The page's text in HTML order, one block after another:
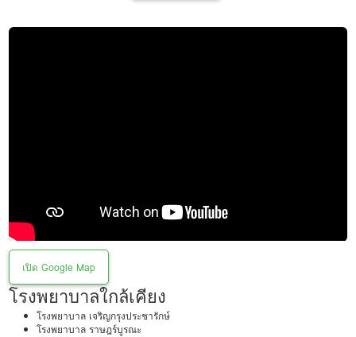
เปิด Google Map
โรงพยาบาลใกล้เคียง
โรงพยาบาล เจริญกรุงประชารักษ์
โรงพยาบาล ราษฎร์บูรณะ